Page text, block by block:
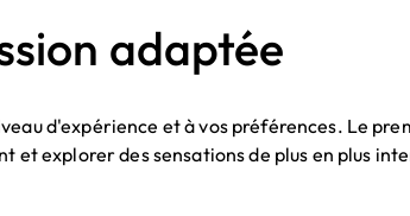
adaptée
d'expérience et à vos préférences. Le
et explorer des sensations de plus en plus